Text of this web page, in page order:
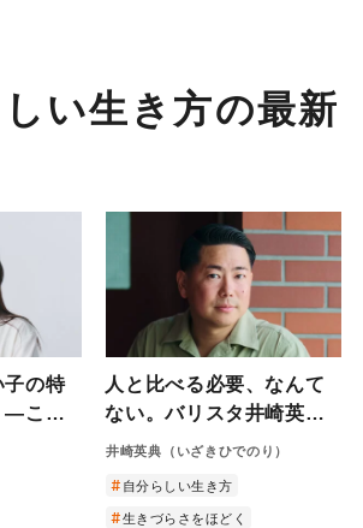
い生き方の最新
子の特
―こす
聞
ゃれ―
人と比べる必要、なんて
ない。バリスタ井崎英典
が語る、自分らしく生き
井崎英典（いざきひでのり）
自分らしい生き方
生きづらさをほどく